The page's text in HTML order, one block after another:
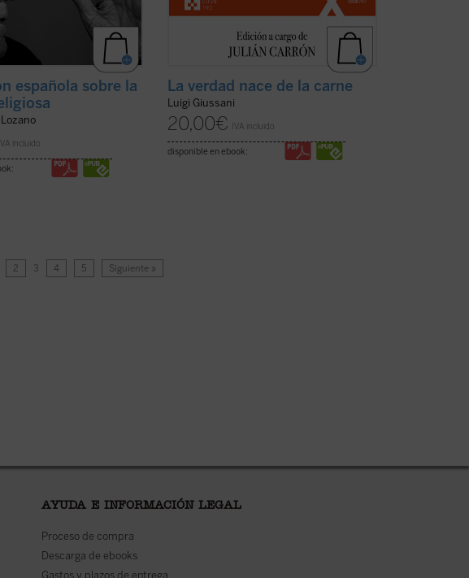
española sobre la
incluido
La verdad nace de la carne
Luigi Giussani
20,00€ IVA incluido
disponible en ebook:
2 3 4 5 Siguiente »
AYUDA E INFORMACIÓN LEGAL
Proceso de compra
Descarga de ebooks
Gastos y plazos de entrega